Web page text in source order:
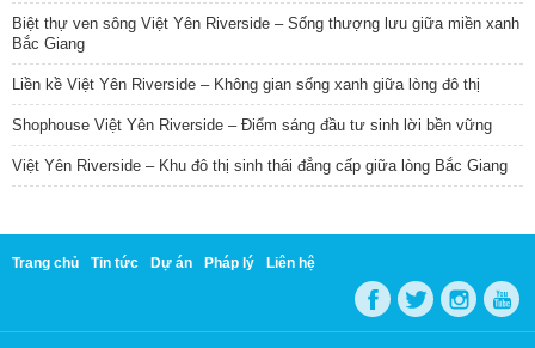
Biệt thự ven sông Việt Yên Riverside – Sống thượng lưu giữa miền xanh
Bắc Giang
Liền kề Việt Yên Riverside – Không gian sống xanh giữa lòng đô thị
Shophouse Việt Yên Riverside – Điểm sáng đầu tư sinh lời bền vững
Việt Yên Riverside – Khu đô thị sinh thái đẳng cấp giữa lòng Bắc Giang
Trang chủ Tin tức Dự án Pháp lý Liên hệ